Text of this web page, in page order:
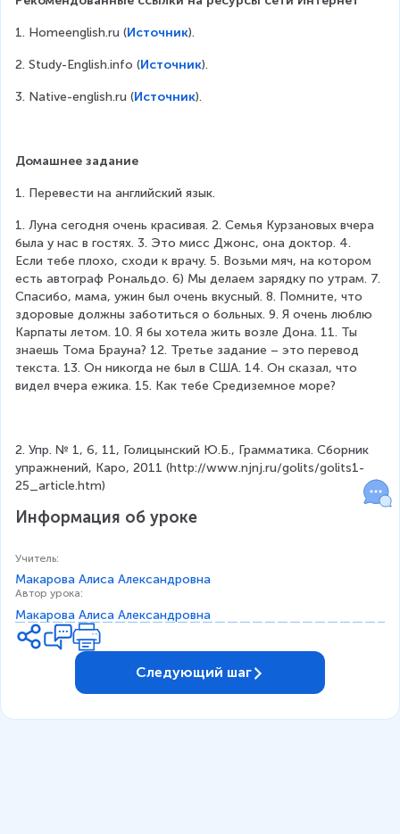
1. Homeenglish.ru (Источник).
2. Study-English.info (Источник).
3. Native-english.ru (Источник).
Домашнее задание
1. Перевести на английский язык.
1. Луна сегодня очень красивая. 2. Семья Курзановых вчера
была у нас в гостях. 3. Это мисс Джонс, она доктор. 4.
Если тебе плохо, сходи к врачу. 5. Возьми мяч, на котором
есть автограф Рональдо. 6) Мы делаем зарядку по утрам. 7.
Спасибо, мама, ужин был очень вкусный. 8. Помните, что
здоровые должны заботиться о больных. 9. Я очень люблю
Карпаты летом. 10. Я бы хотела жить возле Дона. 11. Ты
знаешь Тома Брауна? 12. Третье задание – это перевод
текста. 13. Он никогда не был в США. 14. Он сказал, что
видел вчера ежика. 15. Как тебе Средиземное море?
2. Упр. № 1, 6, 11, Голицынский Ю.Б., Грамматика. Сборник
упражнений, Каро, 2011 (http://www.njnj.ru/golits/golits1-
25_article.htm)
Информация об уроке
Учитель:
Макарова Алиса Александровна
Автор урока:
Макарова Алиса Александровна
Следующий шаг